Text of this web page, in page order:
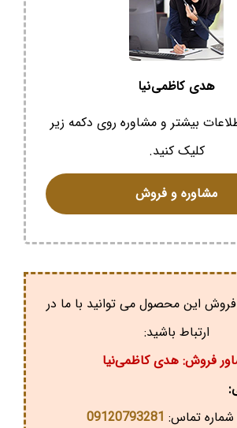
هدی کاظمی‌نیا
بیشتر و مشاوره روی دکمه زیر
کلیک کنید.
مشاوره و فروش
این محصول می توانید با ما در
ارتباط باشید:
فروش: هدی کاظمی‌نیا
شماره تماس: 09120793281